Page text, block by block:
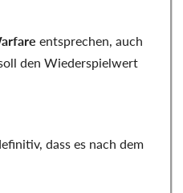
entsprechen, auch
den Wiederspielwert
dass es nach dem